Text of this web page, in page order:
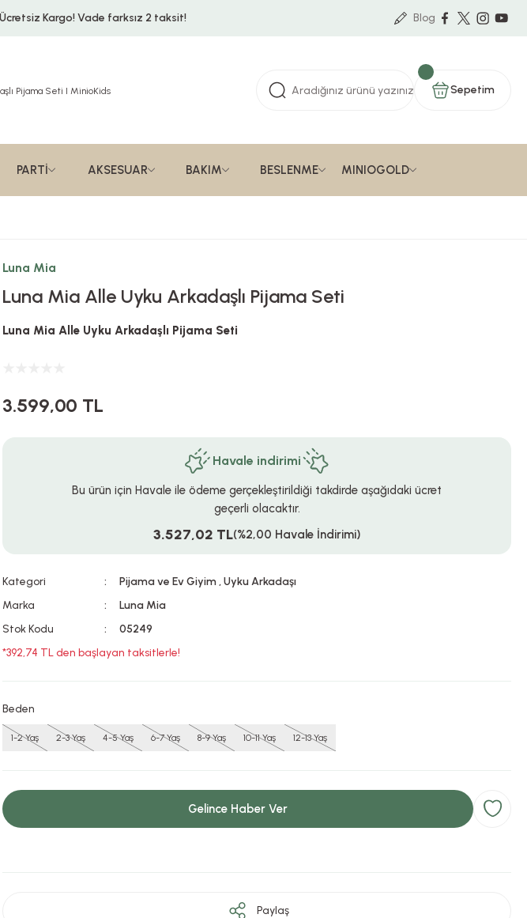
Ücretsiz Kargo!Vade farksız 2 taksit! Blog
Sepetim
PARTİ AKSESUAR BAKIM BESLENME MINIOGOLD
Luna Mia
Luna Mia Alle Uyku Arkadaşlı Pijama Seti
Luna Mia Alle Uyku Arkadaşlı Pijama Seti
3.599,00 TL
Havale indirimi
Bu ürün için Havale ile ödeme gerçekleştirildiği takdirde aşağıdaki ücret
geçerli olacaktır.
3.527,02 TL(%2,00 Havale İndirimi)
Kategori Pijama ve Ev Giyim,Uyku Arkadaşı
Marka
Luna Mia
Stok Kodu
05249
*392,74 TL den başlayan taksitlerle!
Beden
1-2 Yaş 2-3 Yaş 4-5 Yaş 6-7 Yaş 8-9 Yaş 10-11 Yaş 12-13 Yaş
Gelince Haber Ver
Paylaş